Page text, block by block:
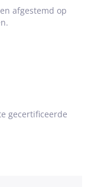
afgestemd op
gecertificeerde